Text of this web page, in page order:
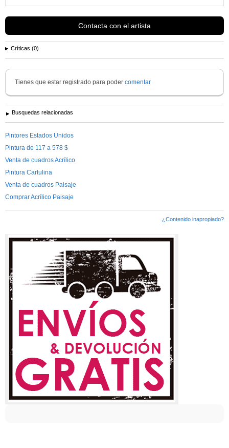
Contacta con el artista
Críticas (0)
Tienes que estar registrado para poder comentar
Busquedas relacionadas
Pintores Estados Unidos
Pintura de 117 a 578 $
Venta de cuadros Acrílico
Pintura Cartulina
Venta de cuadros Paisaje
Comprar Acrílico Paisaje
¿Contenido inapropiado?